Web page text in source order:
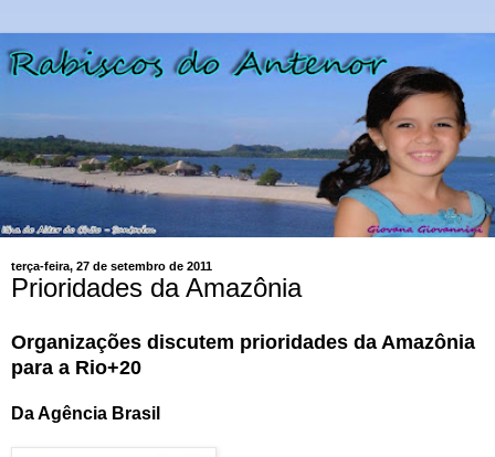
terça-feira, 27 de setembro de 2011
Prioridades da Amazônia
Organizações discutem prioridades da Amazônia
para a Rio+20
Da Agência Brasil